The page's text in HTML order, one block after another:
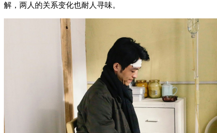
解，两人的关系变化也耐人寻味。